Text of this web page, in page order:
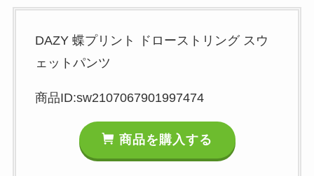
DAZY 蝶プリント ドローストリング スウ
ェットパンツ
商品ID:sw2107067901997474
商品を購入する